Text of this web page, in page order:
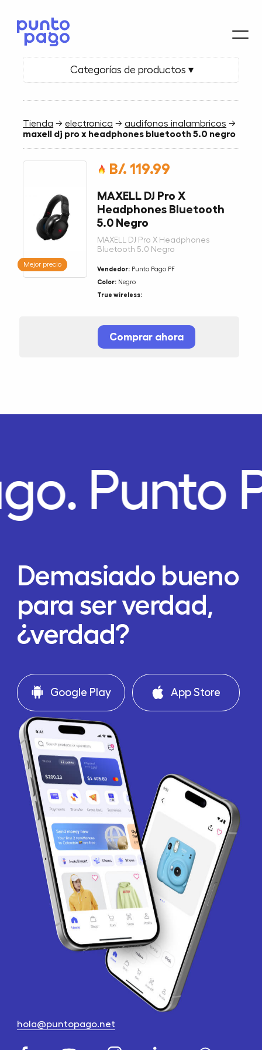
Categorías de productos ▾
Tienda →electronica →audifonos inalambricos →
maxell dj pro x headphones bluetooth 5.0 negro
Mejor precio
B/. 119.99
MAXELL DJ Pro X
Headphones Bluetooth
5.0 Negro
MAXELL DJ Pro X Headphones
Bluetooth 5.0 Negro
Vendedor: Punto Pago PF
Color: Negro
True wireless:
Comprar ahora
Punto
Demasiado bueno
para ser verdad,
¿verdad?
Google Play App Store
hola@puntopago.net